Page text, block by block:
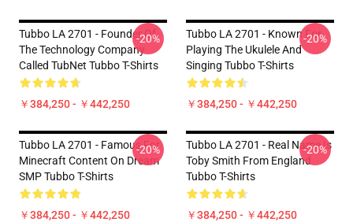
Tubbo LA 2701 - Founder Of
The Technology Company
Called TubNet Tubbo T-Shirts
￥384,250 - ￥442,250
-20%
Tubbo LA 2701 - Known For
Playing The Ukulele And
Singing Tubbo T-Shirts
￥384,250 - ￥442,250
-20%
Tubbo LA 2701 - Famous For
Minecraft Content On Dream
SMP Tubbo T-Shirts
￥384,250 - ￥442,250
-20%
Tubbo LA 2701 - Real Name Is
Toby Smith From England
Tubbo T-Shirts
￥384,250 - ￥442,250
-20%